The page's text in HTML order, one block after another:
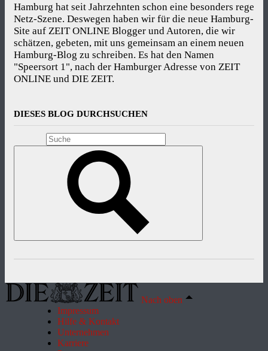
Hamburg hat seit Jahrzehnten schon eine besonders rege
Netz-Szene. Deswegen haben wir für die neue Hamburg-
Site auf ZEIT ONLINE Blogger und Autoren, die wir
schätzen, gebeten, mit uns gemeinsam an einem neuen
Hamburg-Blog zu schreiben. Es hat den Namen
"Speersort 1", nach der Hamburger Adresse von ZEIT
ONLINE und DIE ZEIT.
DIESES BLOG DURCHSUCHEN
Nach oben
Impressum
Hilfe & Kontakt
Unternehmen
Karriere